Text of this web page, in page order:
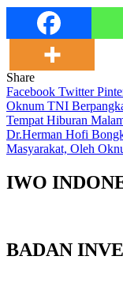
Share
Facebook Twitter
Navigasi
pos
Oknum TNI
Tempat Hiburan
Dr.Herman Hofi
Masyarakat, Oleh
IWO
BADAN